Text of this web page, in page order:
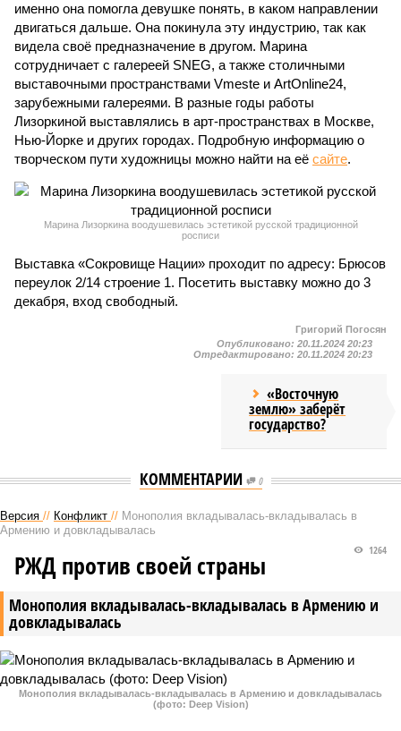
именно она помогла девушке понять, в каком направлении
двигаться дальше. Она покинула эту индустрию, так как
видела своё предназначение в другом. Марина
сотрудничает с галереей SNEG, а также столичными
выставочными пространствами Vmeste и ArtOnline24,
зарубежными галереями. В разные годы работы
Лизоркиной выставлялись в арт-пространствах в Москве,
Нью-Йорке и других городах. Подробную информацию о
творческом пути художницы можно найти на её сайте.
Марина Лизоркина воодушевилась эстетикой русской традиционной
росписи
Выставка «Сокровище Нации» проходит по адресу: Брюсов
переулок 2/14 строение 1. Посетить выставку можно до 3
декабря, вход свободный.
Григорий Погосян
Опубликовано: 20.11.2024 20:23
Отредактировано: 20.11.2024 20:23
«Восточную
землю» заберёт
государство?
КОММЕНТАРИИ 0
Версия // Конфликт // Монополия вкладывалась-вкладывалась в
Армению и довкладывалась
Монополия вкладывалась-вкладывалась в Армению и
довкладывалась
1264
РЖД против своей страны
Монополия вкладывалась-вкладывалась в Армению и довкладывалась
(фото: Deep Vision)